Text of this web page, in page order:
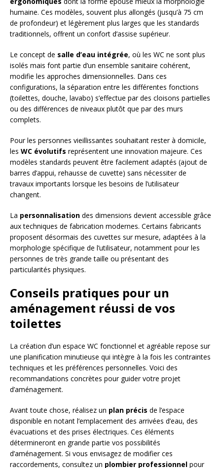
humaine. Ces modèles, souvent plus allongés (jusqu’à 75 cm
de profondeur) et légèrement plus larges que les standards
traditionnels, offrent un confort d’assise supérieur.
Le concept de salle d’eau intégrée, où les WC ne sont plus
isolés mais font partie d’un ensemble sanitaire cohérent,
modifie les approches dimensionnelles. Dans ces
configurations, la séparation entre les différentes fonctions
(toilettes, douche, lavabo) s’effectue par des cloisons partielles
ou des différences de niveaux plutôt que par des murs
complets.
Pour les personnes vieillissantes souhaitant rester à domicile,
les WC évolutifs représentent une innovation majeure. Ces
modèles standards peuvent être facilement adaptés (ajout de
barres d’appui, rehausse de cuvette) sans nécessiter de
travaux importants lorsque les besoins de l’utilisateur
changent.
La personnalisation des dimensions devient accessible grâce
aux techniques de fabrication modernes. Certains fabricants
proposent désormais des cuvettes sur mesure, adaptées à la
morphologie spécifique de l’utilisateur, notamment pour les
personnes de très grande taille ou présentant des
particularités physiques.
Conseils pratiques pour un
aménagement réussi de vos
toilettes
La création d’un espace WC fonctionnel et agréable repose sur
une planification minutieuse qui intègre à la fois les contraintes
techniques et les préférences personnelles. Voici des
recommandations concrètes pour guider votre projet
d’aménagement.
Avant toute chose, réalisez un plan précis de l’espace
disponible en notant l’emplacement des arrivées d’eau, des
évacuations et des prises électriques. Ces éléments
détermineront en grande partie vos possibilités
d’aménagement. Si vous envisagez de modifier ces
raccordements, consultez un plombier professionnel pour